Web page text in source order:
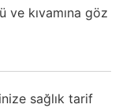
kıvamına göz
sağlık tarif